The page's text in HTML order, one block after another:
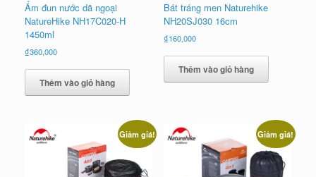
Ấm đun nước dã ngoại
NatureHike NH17C020-H
1450ml
₫360,000
Thêm vào giỏ hàng
Bát tráng men Naturehike
NH20SJ030 16cm
₫160,000
Thêm vào giỏ hàng
Giảm giá! Giảm giá!